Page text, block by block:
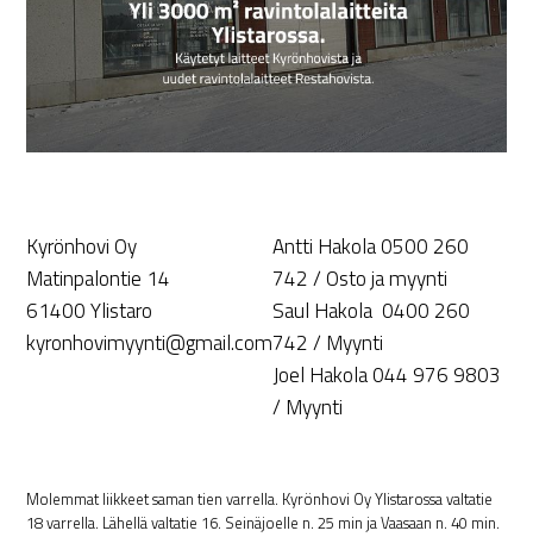
Kyrönhovi Oy
Matinpalontie 14
61400 Ylistaro
kyronhovimyynti@gmail.com
Antti Hakola 0500 260
742 / Osto ja myynti
Saul Hakola 0400 260
742 / Myynti
Joel Hakola 044 976 9803
/ Myynti
Molemmat liikkeet saman tien varrella. Kyrönhovi Oy Ylistarossa valtatie
18 varrella. Lähellä valtatie 16. Seinäjoelle n. 25 min ja Vaasaan n. 40 min.